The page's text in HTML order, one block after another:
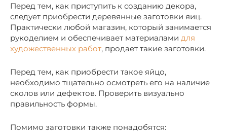
Перед тем, как приступить к созданию декора,
следует приобрести деревянные заготовки яиц.
Практически любой магазин, который занимается
рукоделием и обеспечивает материалами для
художественных работ, продает такие заготовки.
Перед тем, как приобрести такое яйцо,
необходимо тщательно осмотреть его на наличие
сколов или дефектов. Проверить визуально
правильность формы.
Помимо заготовки также понадобятся: